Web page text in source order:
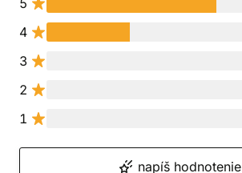
5
4
3
2
1
napíš hodnotenie